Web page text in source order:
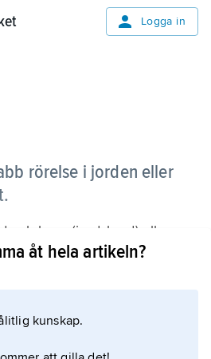
Logga in
rörelse i jorden eller
och berg (jordskred) eller
och glider längs
åt hela artikeln?
kunskap.